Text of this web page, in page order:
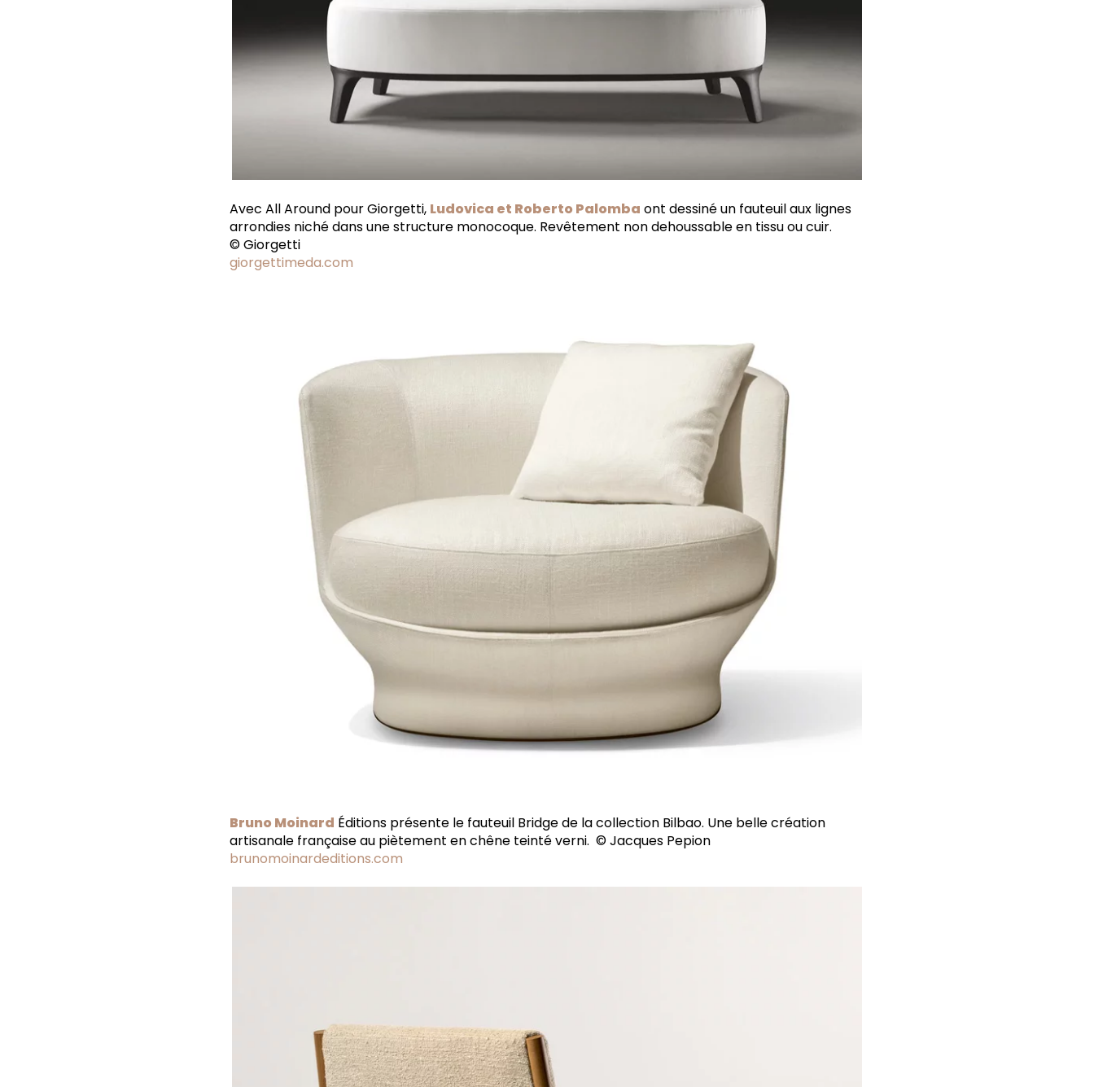
Avec All Around pour Giorgetti, Ludovica et Roberto Palomba ont dessiné un fauteuil aux lignes
arrondies niché dans une structure monocoque. Revêtement non dehoussable en tissuou cuir.
© Giorgetti
giorgettimeda.com
Bruno Moinard Éditions présente le fauteuil Bridge de la collection Bilbao. Une belle création
artisanale française au piètement en chêne teinté verni. © Jacques Pepion
brunomoinardeditions.com